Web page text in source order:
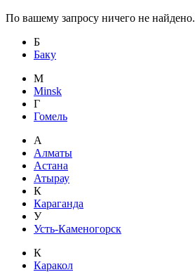
По вашему запросу ничего не найдено.
Б
Баку
M
Minsk
Г
Гомель
А
Алматы
Астана
Атырау
К
Караганда
У
Усть-Каменогорск
К
Каракол